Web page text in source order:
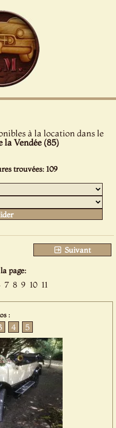
à la location dans le
la Vendée (85)
trouvées: 109
Suivant
page:
7 8 9 10 11
:
4 5